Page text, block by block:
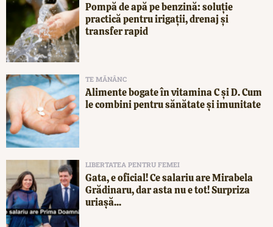
Pompă de apă pe benzină: soluție
practică pentru irigații, drenaj și
transfer rapid
TE MĂNÂNC
Alimente bogate în vitamina C și D. Cum
le combini pentru sănătate și imunitate
LIBERTATEA PENTRU FEMEI
Gata, e oficial! Ce salariu are Mirabela
Grădinaru, dar asta nu e tot! Surpriza
uriașă...